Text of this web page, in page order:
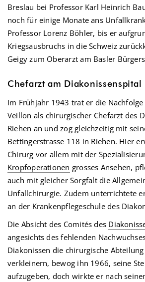
Breslau bei Professor Karl Heinrich
noch für einige Monate ans
Professor Lorenz Böhler, bis er
Kriegsausbruchs in die Schweiz
Geigy zum Oberarzt am Basler
Chefarzt am Diakonissenspital
Im Frühjahr 1943 trat er die
Veillon als chirurgischer Chefarzt des
Riehen an und zog gleichzeitig mit
Bettingerstrasse 118 in Riehen. Hier
Chirurg vor allem mit der
Kropfoperationen grosses Ansehen,
auch mit gleicher Sorgfalt die
Unfallchirurgie. Zudem unterrichtete
an der Krankenpflegeschule des
Die Absicht des Comités des
angesichts des fehlenden
Diakonissen die chirurgische
verkleinern, bewog ihn 1966, seine
aufzugeben, doch wirkte er nach